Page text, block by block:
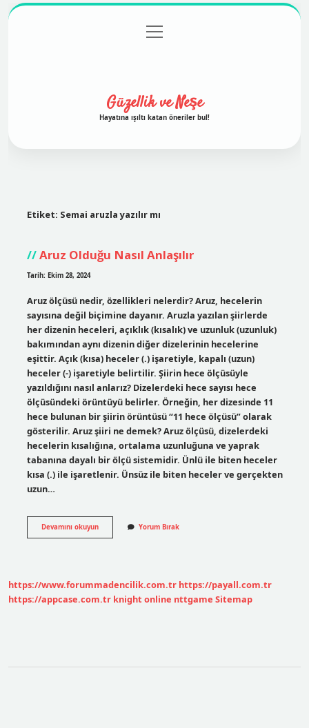
Gizlilik Politikası
menüyü
aç
Güzellik ve Neşe
Hayatına ışıltı katan öneriler bul!
Etiket: Semai aruzla yazılır mı
Aruz Olduğu Nasıl Anlaşılır
Tarih: Ekim 28, 2024
Aruz ölçüsü nedir, özellikleri nelerdir? Aruz, hecelerin
sayısına değil biçimine dayanır. Aruzla yazılan şiirlerde
her dizenin heceleri, açıklık (kısalık) ve uzunluk (uzunluk)
bakımından aynı dizenin diğer dizelerinin hecelerine
eşittir. Açık (kısa) heceler (.) işaretiyle, kapalı (uzun)
heceler (-) işaretiyle belirtilir. Şiirin hece ölçüsüyle
yazıldığını nasıl anlarız? Dizelerdeki hece sayısı hece
ölçüsündeki örüntüyü belirler. Örneğin, her dizesinde 11
hece bulunan bir şiirin örüntüsü “11 hece ölçüsü” olarak
gösterilir. Aruz şiiri ne demek? Aruz ölçüsü, dizelerdeki
hecelerin kısalığına, ortalama uzunluğuna ve yaprak
tabanına dayalı bir ölçü sistemidir. Ünlü ile biten heceler
kısa (.) ile işaretlenir. Ünsüz ile biten heceler ve gerçekten
uzun…
Devamını okuyunAruz
Olduğu
Yorum Bırak
https://www.forummadencilik.com.tr https://payall.com.tr
https://appcase.com.tr knight online nttgame Sitemap